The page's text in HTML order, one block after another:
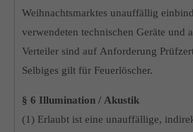
Weihnachtsmarktes unauffällig
verwendeten technischen Geräte und
Verteiler sind auf Anforderung
Selbiges gilt für Feuerlöscher.
§ 6 Illumination / Akustik
(1) Erlaubt ist eine unauffällige,